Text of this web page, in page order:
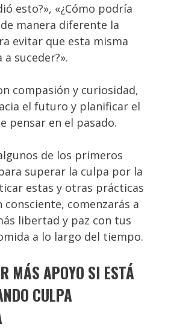
esto?», «¿Cómo podría
manera diferente la
evitar que esta misma
suceder?».
compasión y curiosidad,
el futuro y planificar el
pensar en el pasado.
de los primeros
superar la culpa por la
estas y otras prácticas
comenzarás a
libertad y paz con tus
a lo largo del tiempo.
MÁS APOYO SI ESTÁ
CULPA